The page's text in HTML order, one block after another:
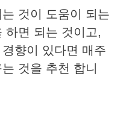
것이 도움이 되는
하면 되는 것이고,
향이 있다면 매주
것을 추천 합니